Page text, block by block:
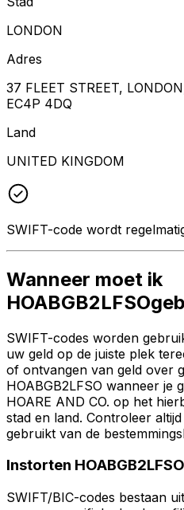
LONDON
Adres
37 FLEET STREET,
EC4P 4DQ
Land
UNITED KINGDOM
SWIFT-code wordt
Wanneer moet ik
SWIFT-codes worden
uw geld op de juiste plek
of ontvangen van geld over
HOABGB2LFSO wanneer je
HOARE AND CO. op het
stad en land. Controleer
gebruikt van de
Instorten HOABGB2LFSO
SWIFT/BIC-codes bestaan